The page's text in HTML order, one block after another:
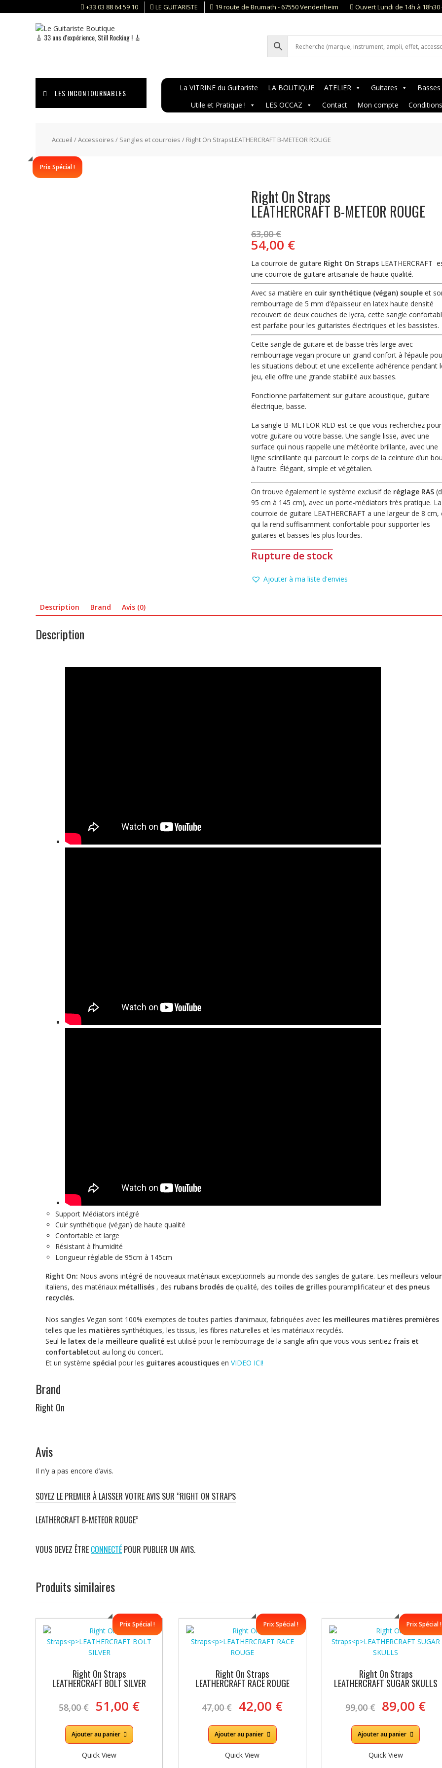
to
+33 03 88 64 59 10 LE GUITARISTE 19 route de Brumath - 67550 Vendenheim Ouvert Lundi de 14h à
🎸 33 ans d'expérience, Still Rocking ! 🎸
LES INCONTOURNABLES
La VITRINE du Guitariste LA BOUTIQUE ATELIER Guitares
Basses
Utile et Pratique !
LES OCCAZ Contact Mon compte
Accueil /Accessoires / Sangles et courroies / Right On StrapsLEATHERCRAFT B-METEOR ROUGE
Prix Spécial !
Right On Straps
LEATHERCRAFT B-METEOR ROUGE
63,00€prix
initial
était :
63,00 €.
54,00 €Le
prix
actuel
est :
54,00 €.
La courroie de guitare Right On StrapsLEATHERCRAFT
une courroie de guitare artisanale de haute qualité.
Avec sa matière en cuir synthétique (végan) soupleet
rembourrage de 5 mm d’épaisseur en latex haute densité
recouvert de deux couches de lycra, cette sangle
est parfaite pour les guitaristes électriques et les bassistes.
Cette sangle de guitare et de basse très large avec
rembourrage vegan procure un grand confort à l’épaule
les situations debout et une excellente adhérence pendant
jeu, elle offre une grande stabilité aux basses.
Fonctionne parfaitement sur guitare acoustique, guitare
électrique, basse.
La sangle B-METEOR RED est ce que vous recherchez pour
votre guitare ou votre basse. Une sangle lisse, avec une
surface qui nous rappelle une météorite brillante, avec une
ligne scintillante qui parcourt le corps de la ceinture d’un
à l’autre. Élégant, simple et végétalien.
On trouve également le système exclusif de réglage RAS
95 cm à 145 cm), avec un porte-médiators très pratique. La
courroie de guitare LEATHERCRAFT a une largeur de 8 cm,
qui la rend suffisamment confortable pour supporter les
guitares et basses les plus lourdes.
Rupture de stock
Ajouter à ma liste d'envies
Description Brand Avis (0)
Description
Support Médiators intégré
Cuir synthétique (végan) de haute qualité
Confortable et large
Résistant à l’humidité
Longueur réglable de 95cm à 145cm
Right On: Nous avons intégré de nouveaux matériaux exceptionnels au monde des sangles de guitare. Les meilleurs
italiens, des matériaux métallisés , des rubans brodés de qualité, des toiles de grilles pouramplificateur et des pneus
recyclés.
Nos sangles Vegan sont 100% exemptes de toutes parties d’animaux, fabriquées avec les meilleures matières premières
telles que les matières synthétiques, les tissus, les fibres naturelles et les matériaux recyclés.
Seul le latex de la meilleure qualité est utilisé pour le rembourrage de la sangle afin que vous vous sentiez frais et
confortabletout au long du concert.
Et un système spécial pour les guitares acoustiques en VIDEO ICI!
Brand
Right On
Avis
Il n’y a pas encore d’avis.
SOYEZ LE PREMIER À LAISSER VOTRE AVIS SUR “RIGHT ON STRAPS
LEATHERCRAFT B-METEOR ROUGE”
VOUS DEVEZ ÊTRE CONNECTÉ POUR PUBLIER UN AVIS.
Produits similaires
Prix Spécial !
Right On Straps
LEATHERCRAFT BOLT SILVER
58,00€ Le
prix
initial
était :
58,00 €.
51,00 €Le
Ajouter au panier
Quick View
Prix Spécial !
Right On Straps
LEATHERCRAFT RACE ROUGE
47,00€ Le
prix
initial
était :
47,00 €.
42,00 €Le
Ajouter au panier
Quick View
Prix Spécial !
Right On Straps
LEATHERCRAFT SUGAR SKULLS
99,00€ Le
prix
initial
était :
99,00 €.
89,00 €Le
Ajouter au panier
Quick View